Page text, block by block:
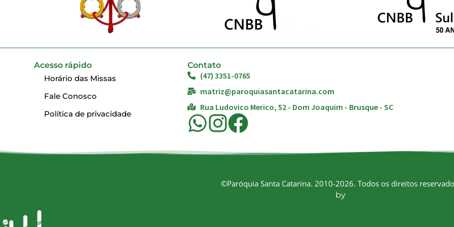
Acesso rápido
Horário das Missas
Fale Conosco
Política de privacidade
Contato
(47) 3351-0765
matriz@paroquiasantacatarina.com
Rua Ludovico Merico, 52 - Dom Joaquim - Brusque - SC
©Paróquia Santa Catarina. 2010-2026. Todos os direitos
by